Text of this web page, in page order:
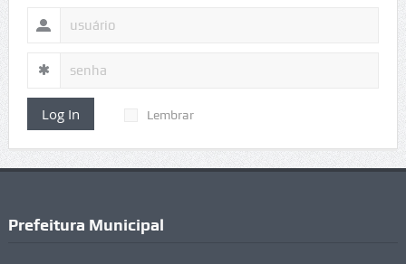
Log In Lembrar
Prefeitura Municipal